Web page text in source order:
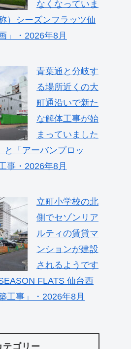
なくなっていま
）シーズンフラッツ仙
」・2026年8月
青葉通と分岐す
る場所近くの大
町通沿いで新た
な解体工事が始
まっていました
と「アーバンプロッ
事・2026年8月
立町小学校の北
側でセゾンリア
ルティの賃貸マ
ンションが建設
されるようです
FLATS 仙台西
工事」・2026年8月
テゴリー